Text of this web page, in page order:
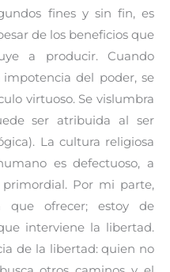
fines y sin fin, es
de los beneficios que
a producir. Cuando
del poder, se
virtuoso. Se vislumbra
ser atribuida al ser
La cultura religiosa
es defectuoso, a
Por mi parte,
que ofrecer; estoy de
interviene la libertad.
de la libertad: quien no